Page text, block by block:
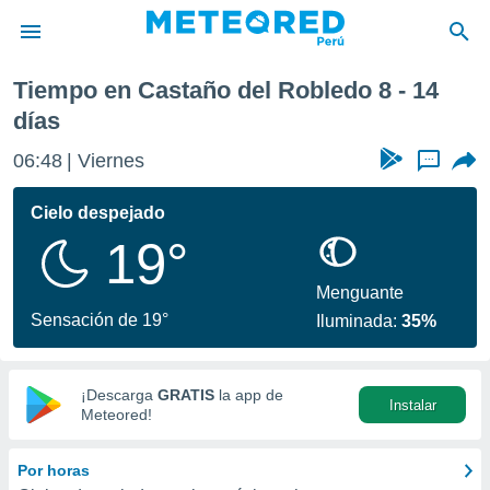
de
para
que se
calidad.
las
y
forma
basada
Tiempo en Castaño del Robledo 8 - 14
días
06:48 Viernes ...
Cielo despejado
19°
Sensación de 19°
Menguante
Iluminada:35%
¡Descarga GRATIS la app de
Meteored!
Instalar
Por horas